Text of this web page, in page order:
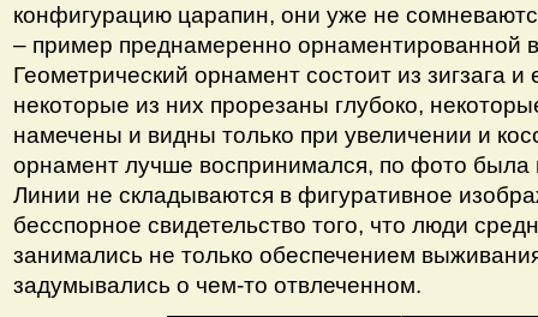
конфигурацию царапин, они уже не
– пример преднамеренно орнаментированной
Геометрический орнамент состоит из зигзага и
некоторые из них прорезаны глубоко,
намечены и видны только при увеличении и
орнамент лучше воспринимался, по фото была
Линии не складываются в фигуративное
бесспорное свидетельство того, что люди
занимались не только обеспечением
задумывались о чем-то отвлеченном.